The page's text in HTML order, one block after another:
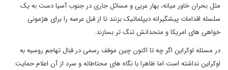
مثل بحران خاور میانه، بهار عربی و مسائل جاری در جنوب آسیا دست به یک
سلسله اقدامات پیشگیرانه دیپلماتیک بزنند تا از قبل عرصه را برای هژمونی
خواهی های امریکا و متحدانش تنگ تر بسازند.
در مسئله اوکراین اگر چه تا اکنون چین موقف رسمی در قبال تهاجم روسیه به
اوکراین نداشته است اما ظاهرا با نگاه های محتاطانه و سرد از آن اعلام حمایت